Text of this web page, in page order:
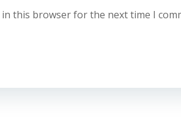
in this browser for the next time I